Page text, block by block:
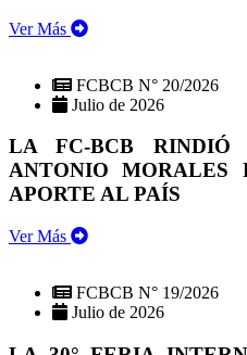
Ver Más
FCBCB N° 20/2026
Julio de 2026
LA FC-BCB RINDIÓ
ANTONIO MORALES
APORTE AL PAÍS
Ver Más
FCBCB N° 19/2026
Julio de 2026